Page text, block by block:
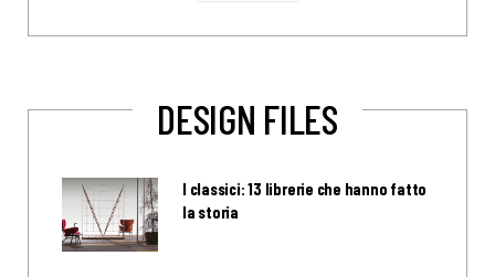
DESIGN FILES
I classici: 13 librerie che hanno fatto
la storia